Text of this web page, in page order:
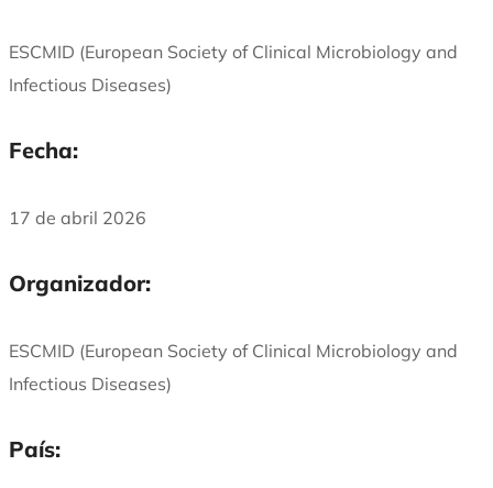
ESCMID (European Society of Clinical Microbiology and
Infectious Diseases)
Fecha:
17 de abril 2026
Organizador:
ESCMID (European Society of Clinical Microbiology and
Infectious Diseases)
País: